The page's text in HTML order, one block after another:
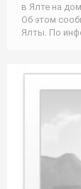
в Ялте на
Об этом
Ялты. По